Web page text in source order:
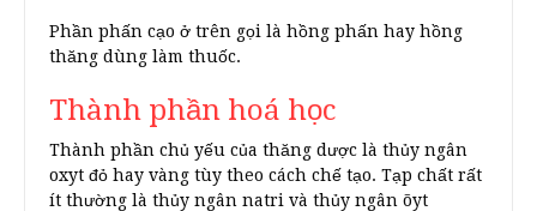
Phần phấn cạo ở trên gọi là hồng phấn hay hồng
thăng dùng làm thuốc.
Thành phần hoá học
Thành phần chủ yếu của thăng dược là thủy ngân
oxyt đỏ hay vàng tùy theo cách chế tạo. Tạp chất rất
ít thường là thủy ngân natri và thủy ngân õyt